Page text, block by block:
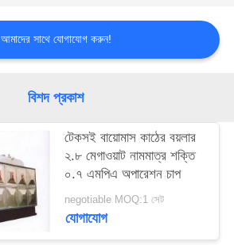
আমাদের সাথে যোগাযোগ করুন!
বিশদ প্রকাশ
টেকসই বায়োমাস কাঠের বয়লার
২.৮ মেগাওয়াট নামমাত্র শক্তি
০.৭ এমপিএ অপারেশন চাপ
negotiable MOQ:1 সেট
যোগাযোগ